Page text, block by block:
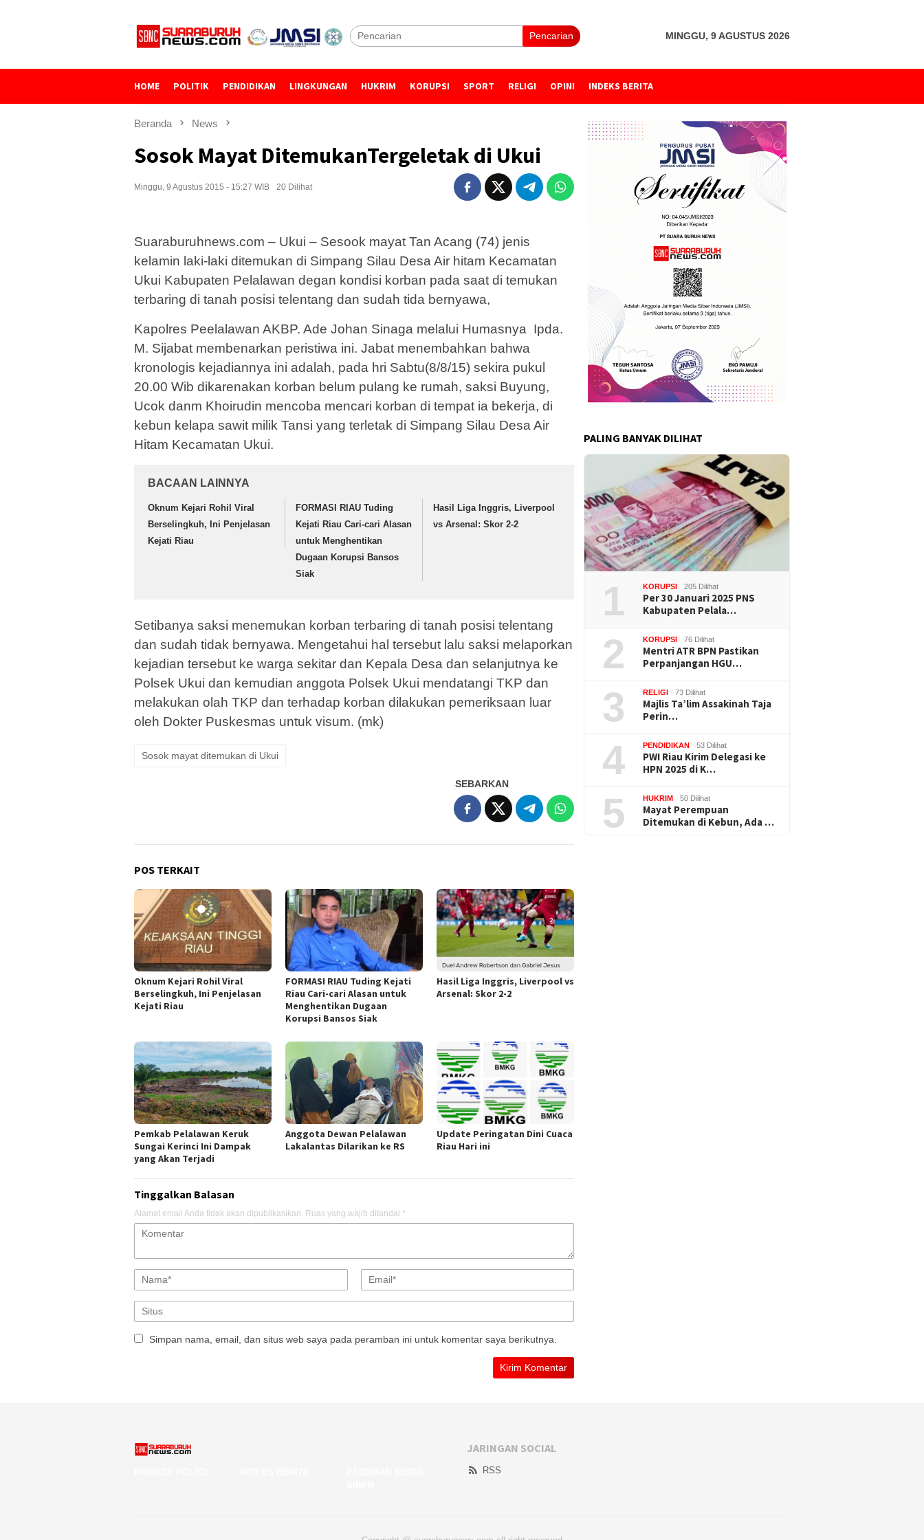
Pencarian MINGGU, 9 AGUSTUS 2026
HOME POLITIK PENDIDIKAN LINGKUNGAN HUKRIM KORUPSI SPORT RELIGI OPINI INDEKS BERITA
Beranda News
Sosok Mayat DitemukanTergeletak di Ukui
Minggu, 9 Agustus 2015 - 15:27 WIB 20 Dilihat
Suaraburuhnews.com – Ukui – Sesook mayat Tan Acang (74) jenis
kelamin laki-laki ditemukan di Simpang Silau Desa Air hitam Kecamatan
Ukui Kabupaten Pelalawan degan kondisi korban pada saat di temukan
terbaring di tanah posisi telentang dan sudah tida bernyawa,
Kapolres Peelalawan AKBP. Ade Johan Sinaga melalui Humasnya Ipda.
M. Sijabat membenarkan peristiwa ini. Jabat menembahkan bahwa
kronologis kejadiannya ini adalah, pada hri Sabtu(8/8/15) sekira pukul
20.00 Wib dikarenakan korban belum pulang ke rumah, saksi Buyung,
Ucok danm Khoirudin mencoba mencari korban di tempat ia bekerja, di
kebun kelapa sawit milik Tansi yang terletak di Simpang Silau Desa Air
Hitam Kecamatan Ukui.
BACAAN LAINNYA
Oknum Kejari Rohil Viral
Berselingkuh, Ini Penjelasan
Kejati Riau
FORMASI RIAU Tuding
Kejati Riau Cari-cari Alasan
untuk Menghentikan
Dugaan Korupsi Bansos
Siak
Hasil Liga Inggris, Liverpool
vs Arsenal: Skor 2-2
Setibanya saksi menemukan korban terbaring di tanah posisi telentang
dan sudah tidak bernyawa. Mengetahui hal tersebut lalu saksi melaporkan
kejadian tersebut ke warga sekitar dan Kepala Desa dan selanjutnya ke
Polsek Ukui dan kemudian anggota Polsek Ukui mendatangi TKP dan
melakukan olah TKP dan terhadap korban dilakukan pemeriksaan luar
oleh Dokter Puskesmas untuk visum. (mk)
Sosok mayat ditemukan di Ukui
SEBARKAN
POS TERKAIT
Oknum Kejari Rohil Viral
Berselingkuh, Ini Penjelasan
Kejati Riau
FORMASI RIAU Tuding Kejati
Riau Cari-cari Alasan untuk
Menghentikan Dugaan
Korupsi Bansos Siak
Hasil Liga Inggris, Liverpool vs
Arsenal: Skor 2-2
Pemkab Pelalawan Keruk
Sungai Kerinci Ini Dampak
yang Akan Terjadi
Anggota Dewan Pelalawan
Lakalantas Dilarikan ke RS
Update Peringatan Dini Cuaca
Riau Hari ini
Tinggalkan Balasan
Alamat email Anda tidak akan dipublikasikan. Ruas yang wajib ditandai *
Simpan nama, email, dan situs web saya pada peramban ini untuk komentar saya berikutnya.
PALING BANYAK DILIHAT
1 KORUPSI 205 Dilihat
Per 30 Januari 2025 PNS
Kabupaten Pelala…
2 KORUPSI 76 Dilihat
Mentri ATR BPN Pastikan
Perpanjangan HGU…
3 RELIGI 73 Dilihat
Majlis Ta’lim Assakinah Taja
Perin…
4 PENDIDIKAN 53 Dilihat
PWI Riau Kirim Delegasi ke
HPN 2025 di K…
5 HUKRIM 50 Dilihat
Mayat Perempuan
Ditemukan di Kebun, Ada …
JARINGAN SOCIAL
RSS